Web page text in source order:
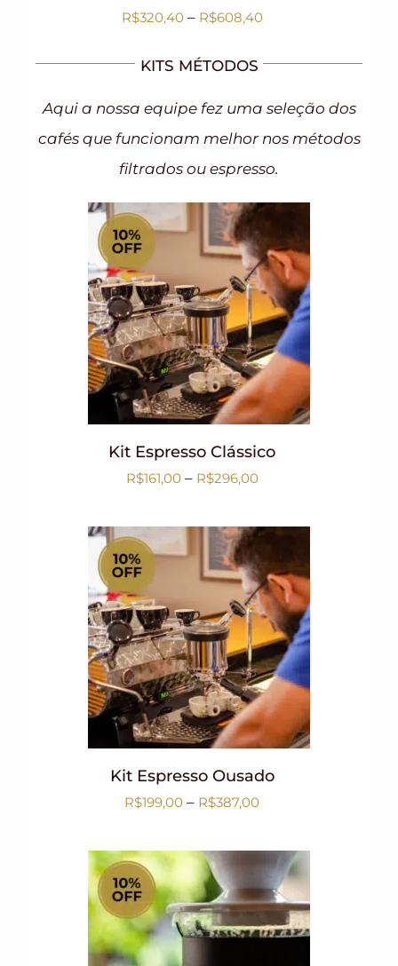
R$320,40 – R$608,40
KITS MÉTODOS
Aqui a nossa equipe fez uma seleção dos
cafés que funcionam melhor nos métodos
filtrados ou espresso.
Kit Espresso Clássico
R$161,00 – R$296,00
Kit Espresso Ousado
R$199,00 – R$387,00